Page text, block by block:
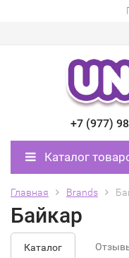
+7 (977)
Каталог
Главная Brands
Байкар
Каталог